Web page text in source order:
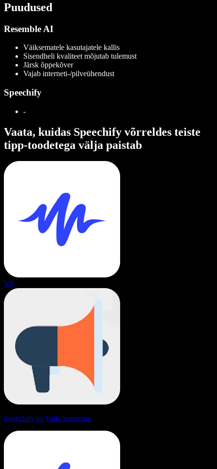
Puudused
Resemble AI
Väiksematele kasutajatele kallis
Sisendheli kvaliteet mõjutab tulemust
Järsk õppekõver
Vajab interneti-/pilveühendust
Speechify
-
Vaata, kuidas Speechify võrreldes teiste
tipp-toodetega välja paistab
VS
Speechify vs Valju lugemine